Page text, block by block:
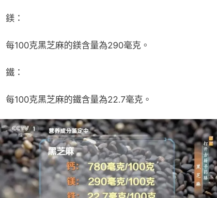
鎂：
每100克黑芝麻的鎂含量為290毫克。
鐵：
每100克黑芝麻的鐵含量為22.7毫克。